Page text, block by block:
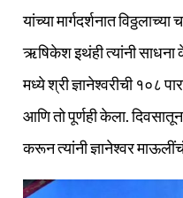
यांच्या मार्गदर्शनात
ऋषिकेश इथंही त्यांनी
मध्ये श्री ज्ञानेश्‍वरीची १०८
आणि तो पूर्णही केला.
करून त्यांनी ज्ञानेश्‍वर